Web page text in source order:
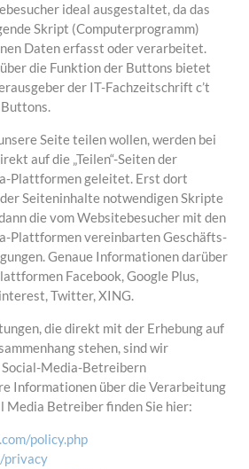
ideal ausgestaltet, da das
Skript (Computerprogramm)
Daten erfasst oder verarbeitet.
die Funktion der Buttons bietet
der IT-Fachzeitschrift c’t
Seite teilen wollen, werden bei
auf die „Teilen“-Seiten der
Plattformen geleitet. Erst dort
Seiteninhalte notwendigen Skripte
die vom Websitebesucher mit den
Plattformen vereinbarten Geschäfts-
Genaue Informationen darüber
Facebook, Google Plus,
Twitter, XING.
die direkt mit der Erhebung auf
stehen, sind wir
Media-Betreibern
Informationen über die Verarbeitung
Media Betreiber finden Sie hier:
policy.php
privacy